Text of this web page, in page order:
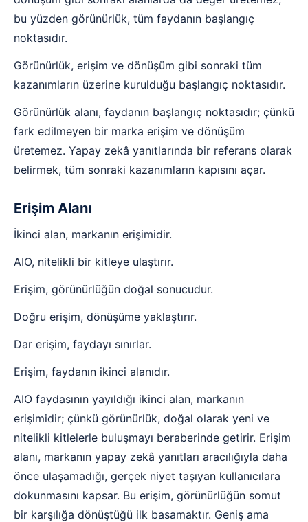
bu yüzden görünürlük, tüm faydanın başlangıç
noktasıdır.
Görünürlük, erişim ve dönüşüm gibi sonraki tüm
kazanımların üzerine kurulduğu başlangıç noktasıdır.
Görünürlük alanı, faydanın başlangıç noktasıdır; çünkü
fark edilmeyen bir marka erişim ve dönüşüm
üretemez. Yapay zekâ yanıtlarında bir referans olarak
belirmek, tüm sonraki kazanımların kapısını açar.
Erişim Alanı
İkinci alan, markanın erişimidir.
AIO, nitelikli bir kitleye ulaştırır.
Erişim, görünürlüğün doğal sonucudur.
Doğru erişim, dönüşüme yaklaştırır.
Dar erişim, faydayı sınırlar.
Erişim, faydanın ikinci alanıdır.
AIO faydasının yayıldığı ikinci alan, markanın
erişimidir; çünkü görünürlük, doğal olarak yeni ve
nitelikli kitlelerle buluşmayı beraberinde getirir. Erişim
alanı, markanın yapay zekâ yanıtları aracılığıyla daha
önce ulaşamadığı, gerçek niyet taşıyan kullanıcılara
dokunmasını kapsar. Bu erişim, görünürlüğün somut
bir karşılığa dönüştüğü ilk basamaktır. Geniş ama